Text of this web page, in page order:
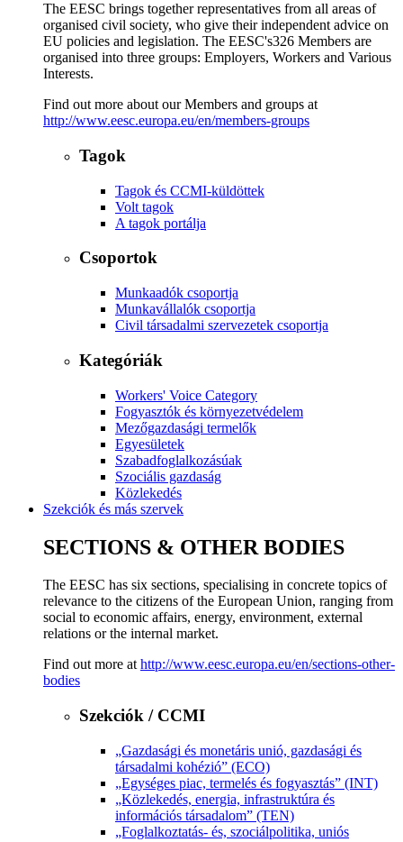
The EESC brings together representatives from all areas of
organised civil society, who give their independent advice on
EU policies and legislation. The EESC's326 Members are
organised into three groups: Employers, Workers and Various
Interests.
Find out more about our Members and groups at
http://www.eesc.europa.eu/en/members-groups
Tagok
Tagok és CCMI-küldöttek
Volt tagok
A tagok portálja
Csoportok
Munkaadók csoportja
Munkavállalók csoportja
Civil társadalmi szervezetek csoportja
Kategóriák
Workers' Voice Category
Fogyasztók és környezetvédelem
Mezőgazdasági termelők
Egyesületek
Szabadfoglalkozásúak
Szociális gazdaság
Közlekedés
Szekciók és más szervek
SECTIONS & OTHER BODIES
The EESC has six sections, specialising in concrete topics of
relevance to the citizens of the European Union, ranging from
social to economic affairs, energy, environment, external
relations or the internal market.
Find out more athttp://www.eesc.europa.eu/en/sections-other-
bodies
Szekciók / CCMI
„Gazdasági és monetáris unió, gazdasági és
társadalmi kohézió” (ECO)
„Egységes piac, termelés és fogyasztás” (INT)
„Közlekedés, energia, infrastruktúra és
információs társadalom” (TEN)
„Foglalkoztatás- és, szociálpolitika, uniós